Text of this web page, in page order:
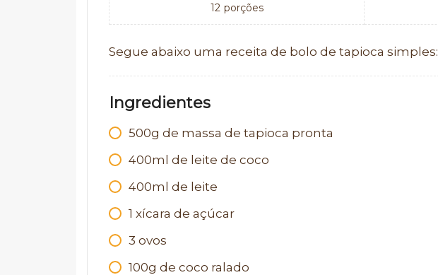
12 porções
Segue abaixo uma receita de bolo de tapioca simples:
Ingredientes
500g de massa de tapioca pronta
400ml de leite de coco
400ml de leite
1 xícara de açúcar
3 ovos
100g de coco ralado